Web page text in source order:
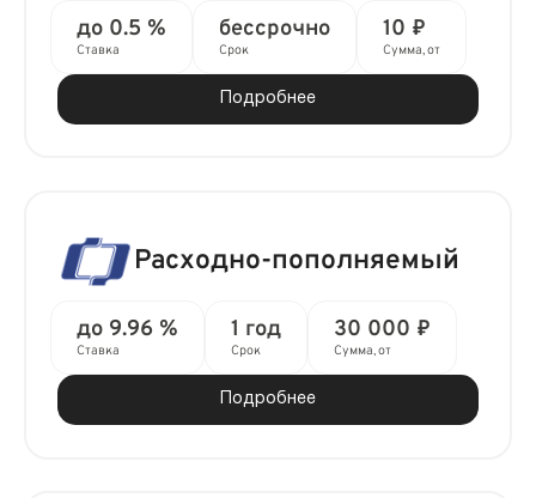
до 0.5 %
Ставка
бессрочно
Срок
10 ₽
Сумма, от
Подробнее
Расходно-пополняемый
до 9.96 %
Ставка
1 год
Срок
30 000 ₽
Сумма, от
Подробнее